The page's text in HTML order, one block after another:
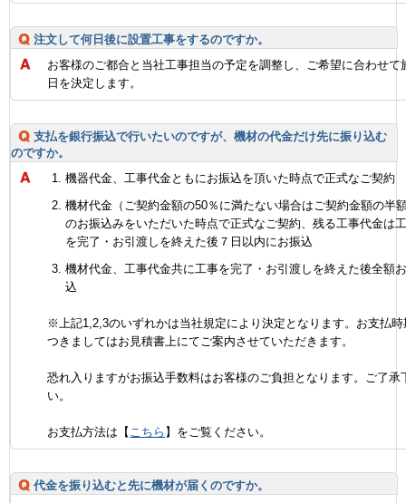
注文して何日後に設置工事をするのですか。
お客様のご都合と当社工事担当の予定を調整し、ご希望に合わせて
日を決定します。
支払を銀行振込で行いたいのですが、機材の代金だけ先に振り込む
のですか。
機器代金、工事代金ともにお振込を頂いた時点で正式なご契約
機材代金（ご契約金額の50％に満たない場合はご契約金額の半
のお振込みをいただいた時点で正式なご契約、残る工事代金は
を完了・お引渡しを終えた後７日以内にお振込
機材代金、工事代金共に工事を完了・お引渡しを終えた後全額
込
※上記1,2,3のいずれかは当社規定により決定となります。お支払時
つきましてはお見積書上にてご案内させていただきます。
恐れ入りますがお振込手数料はお客様のご負担となります。ご了承
い。
お支払方法は【 こちら 】をご覧ください。
代金を振り込むと先に機材が届くのですか。